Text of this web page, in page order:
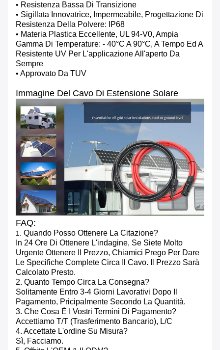
• Resistenza Bassa Di Transizione
• Sigillata Innovatrice, Impermeabile, Progettazione Di
Resistenza Della Polvere: IP68
• Materia Plastica Eccellente, UL 94-V0, Ampia
Gamma Di Temperature: - 40°c A 90°c, A Tempo Ed A
Resistente UV Per L'applicazione All'aperto Da
Sempre
• Approvato Da TUV
Immagine Del Cavo Di Estensione Solare
FAQ:
1. Quando Posso Ottenere La Citazione?
In 24 Ore Di Ottenere L'indagine, Se Siete Molto
Urgente Ottenere Il Prezzo, Chiamici Prego Per Dare
Le Specifiche Complete Circa Il Cavo. Il Prezzo Sarà
Calcolato Presto.
2. Quanto Tempo Circa La Consegna?
Solitamente Entro 3-4 Giorni Lavorativi Dopo Il
Pagamento, Pricipalmente Secondo La Quantità.
3. Che Cosa È I Vostri Termini Di Pagamento?
Accettiamo T/T (trasferimento Bancario), L/C
4. Accettate L'ordine Su Misura?
Sì, Facciamo.